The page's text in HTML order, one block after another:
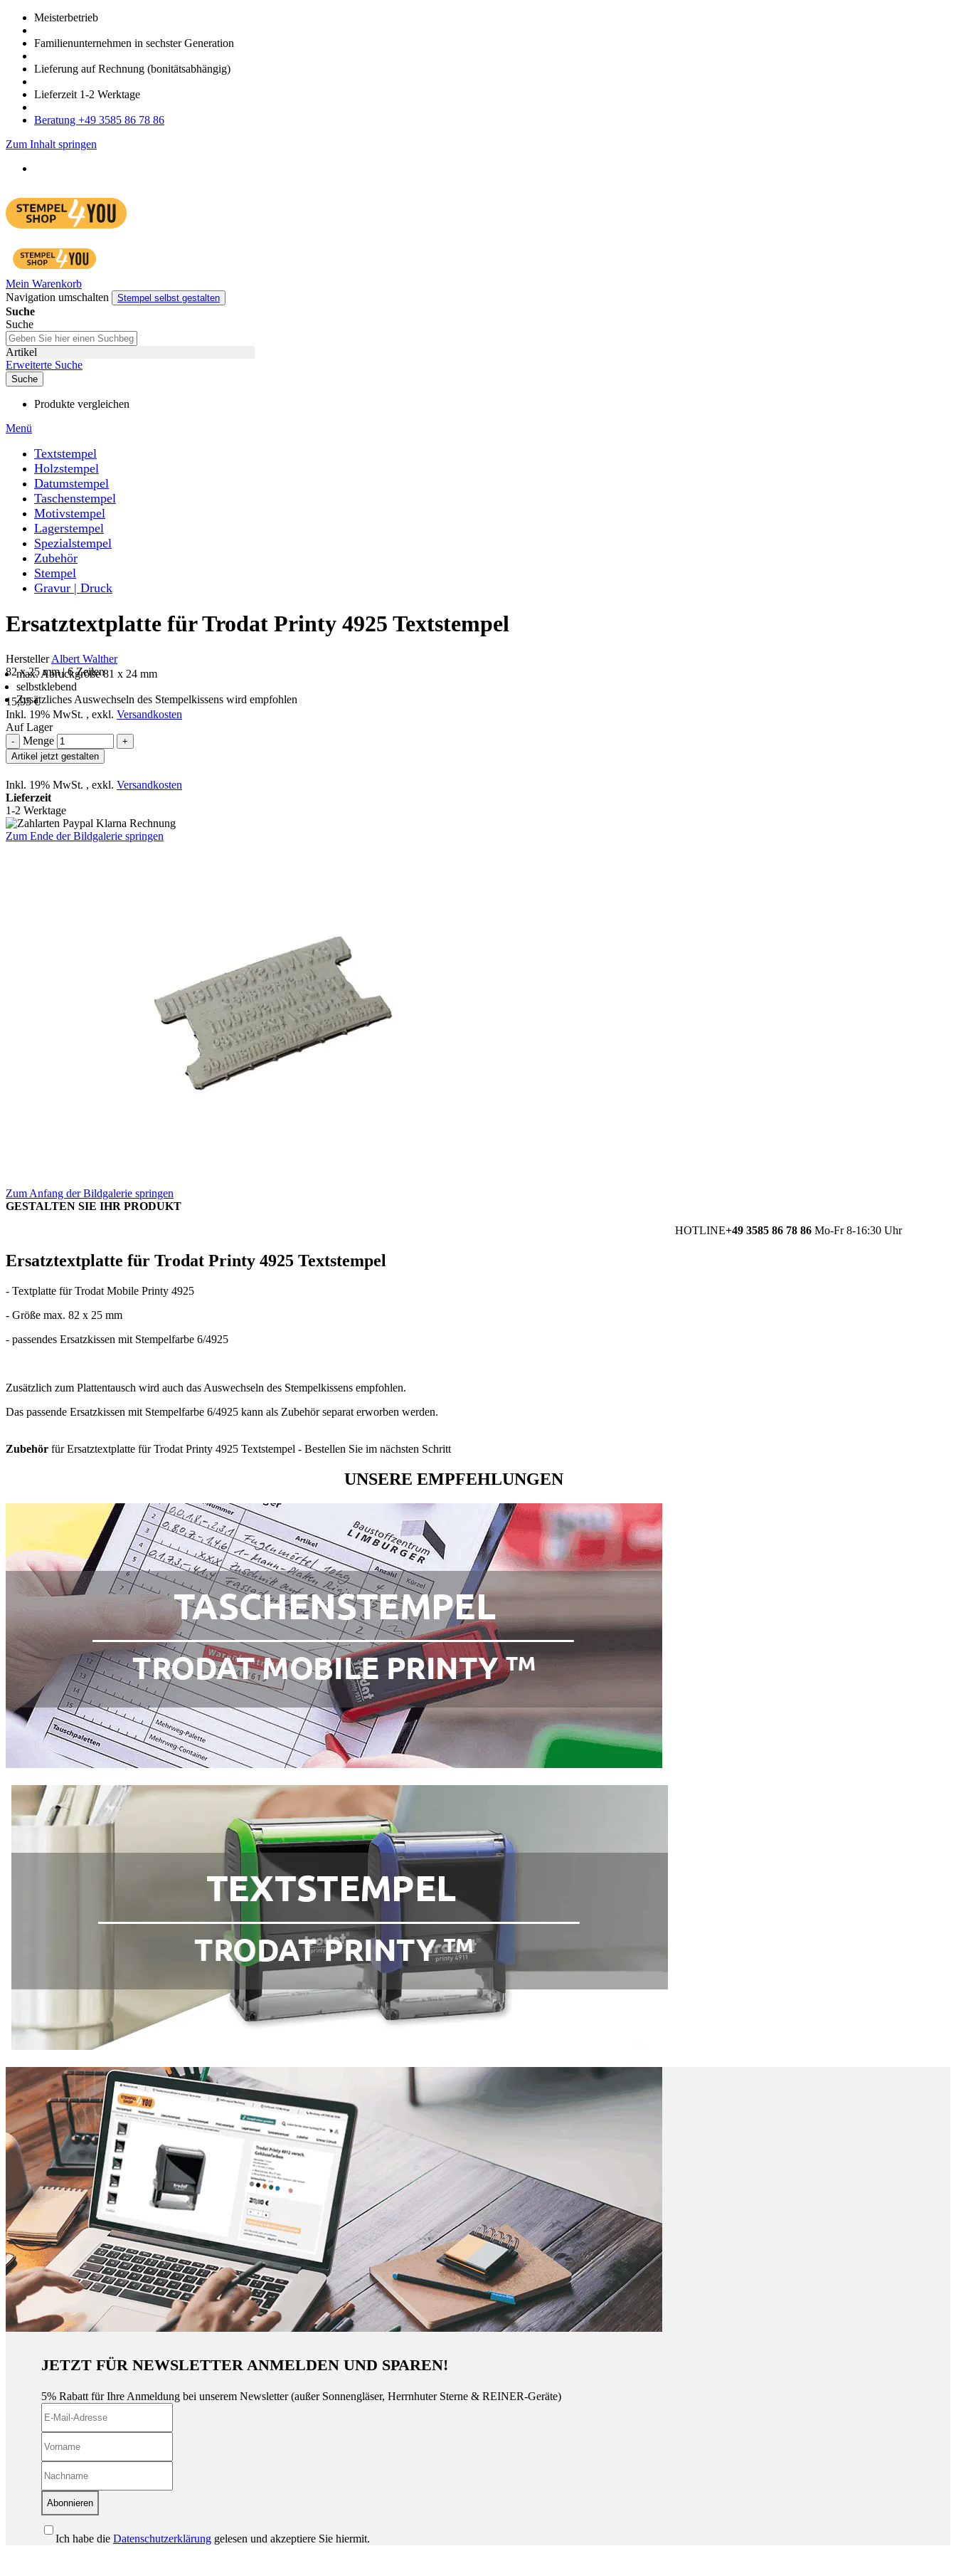
Meister­betrieb
Familien­unter­nehmen in sechster Gene­ration
Lieferung auf Rech­nung (bonitätsabhängig)
Liefer­zeit 1-2 Werk­tage
Bera­tung +49 3585 86 78 86
Zum Inhalt springen
Mein Warenkorb
Navigation umschalten
Stempel selbst gestalten
Suche
Suche
Artikel
Erweiterte Suche
Suche
Produkte vergleichen
Menü
Textstempel
Holzstempel
Datumstempel
Taschenstempel
Motivstempel
Lagerstempel
Spezialstempel
Zubehör
Stempel
Gravur | Druck
Ersatztextplatte für Trodat Printy 4925 Textstempel
HerstellerAlbert Walther
82 x 25 mm | 6 Zeilen
max. Abruckgröße 81 x 24 mm
selbstklebend
Zusätzliches Auswechseln des Stempelkissens wird empfohlen
15,95 €
Inkl. 19% MwSt. , exkl. Versandkosten
Auf Lager
- Menge
+
Artikel jetzt gestalten
Inkl. 19% MwSt. , exkl. Versandkosten
Lieferzeit
1-2 Werktage
Zum Ende der Bildgalerie springen
Zum Anfang der Bildgalerie springen
GESTALTEN SIE IHR PRODUKT
HOTLINE+49 3585 86 78 86 Mo-Fr 8-16:30 Uhr
Ersatztextplatte für Trodat Printy 4925 Textstempel
- Textplatte für Trodat Mobile Printy 4925
- Größe max. 82 x 25 mm
- passendes Ersatzkissen mit Stempelfarbe 6/4925
Zusätzlich zum Plattentausch wird auch das Auswechseln des Stempelkissens empfohlen.
Das passende Ersatzkissen mit Stempelfarbe 6/4925 kann als Zubehör separat erworben werden.
Zubehör für Ersatztextplatte für Trodat Printy 4925 Textstempel - Bestellen Sie im nächsten Schritt
UNSERE EMPFEHLUNGEN
JETZT FÜR NEWSLETTER ANMELDEN UND SPAREN!
5% Rabatt für Ihre Anmeldung bei unserem Newsletter (außer Sonnengläser, Herrnhuter Sterne & REINER-Geräte)
Abonnieren
Ich habe die Datenschutzerklärung gelesen und akzeptiere Sie hiermit.